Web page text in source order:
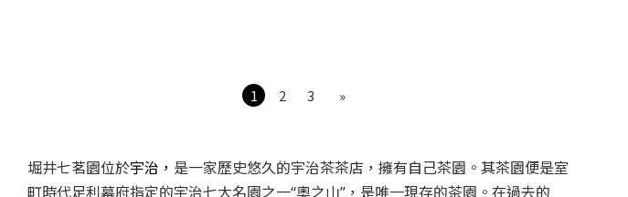
1 2 3 »
堀井七茗園位於宇治， 是一家歷史悠久的宇治茶茶店，擁有自己茶園。其茶園便是室
町時代足利幕府指定的宇治七大名園之一“奧之山”，是唯一現存的茶園。在過去的